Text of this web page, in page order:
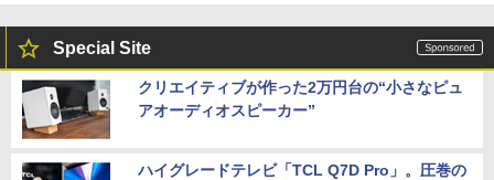
Special Site
クリエイティブが作った2万円台の“小さなピュ
アオーディオスピーカー”
ハイグレードテレビ「TCL Q7D Pro」。圧巻の